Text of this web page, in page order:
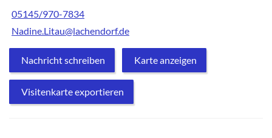
05145/970-7834
Nadine.Litau@lachendorf.de
Nachricht schreiben Karte anzeigen
Visitenkarte exportieren